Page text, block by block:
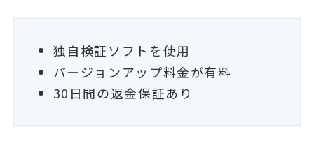
独自検証ソフトを使用
バージョンアップ料金が有料
30日間の返金保証あり